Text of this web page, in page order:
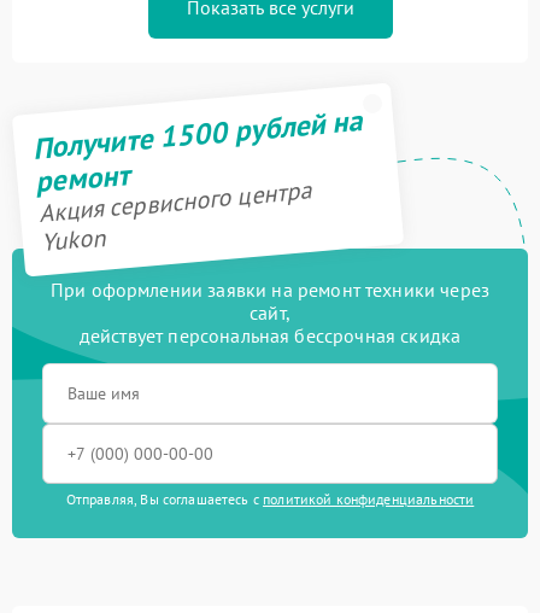
Показать все услуги
Получите 1500 рублей на
ремонт
Акция сервисного центра
Yukon
При оформлении заявки на ремонт техники через
сайт,
действует персональная бессрочная скидка
Отправляя, Вы соглашаетесь с политикой конфиденциальности